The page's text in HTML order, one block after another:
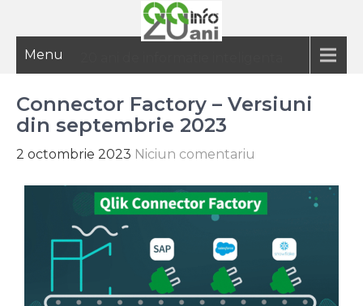
Menu
Connector Factory – Versiuni
din septembrie 2023
2 octombrie 2023 Niciun comentariu